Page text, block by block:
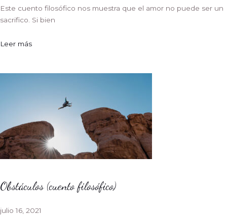
Este cuento filosófico nos muestra que el amor no puede ser un
sacrifico. Si bien
Leer más
Obstáculos (cuento filosófico)
julio 16, 2021